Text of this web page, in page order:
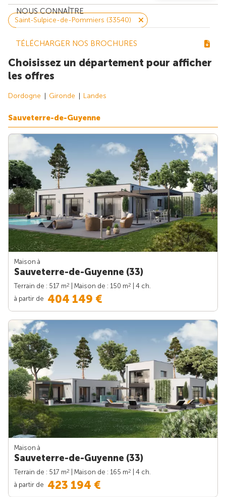
NOUS CONNAÎTRE
TÉLÉCHARGER NOS BROCHURES
Saint-Sulpice-de-Pommiers (33540)
Choisissez un département pour afficher
les offres
Dordogne Gironde Landes
Sauveterre-de-Guyenne
Maison à
Sauveterre-de-Guyenne (33)
Terrain de : 517 m2 | Maison de : 150 m2
| 4 ch.
à partir de 404 149 €
Maison à
Sauveterre-de-Guyenne (33)
Terrain de : 517 m2 | Maison de : 165 m2
| 4 ch.
à partir de 423 194 €